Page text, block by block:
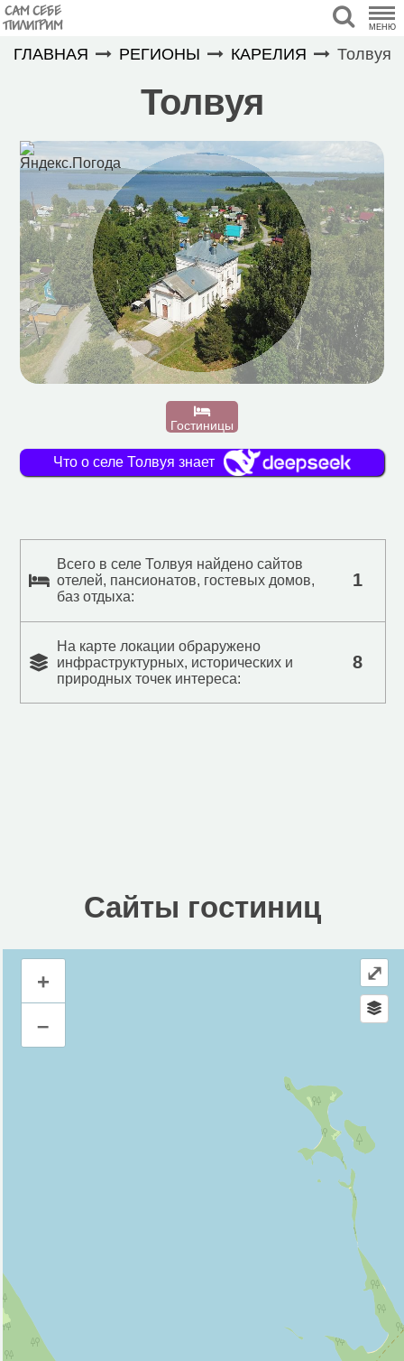
САМ СЕБЕ
ПИЛИГРИМ МЕНЮ
ГЛАВНАЯ РЕГИОНЫ КАРЕЛИЯ Толвуя
Толвуя
Гостиницы
Что о селе Толвуя знает
Всего в селе Толвуя найдено сайтов
отелей, пансионатов, гостевых домов,
баз отдыха:
1
На карте локации обраружено
инфраструктурных, исторических и
природных точек интереса:
8
Сайты гостиниц
Инфраструктура
+
–
⤢